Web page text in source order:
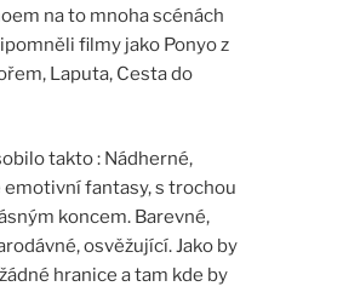
na to mnoha scénách
filmy jako Ponyo z
Laputa, Cesta do
takto : Nádherné,
fantasy, s trochou
koncem. Barevné,
osvěžující. Jako by
hranice a tam kde by